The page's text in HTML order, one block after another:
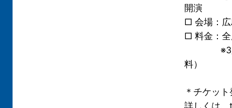
開演
□ 会場：広
□ 料金：
※3歳以
料）
＊チケッ
詳しくは